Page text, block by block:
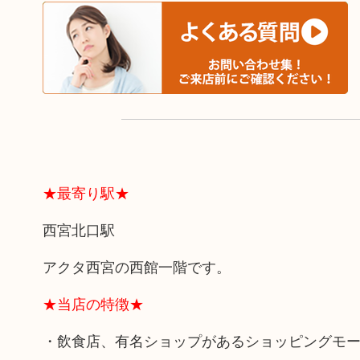
★最寄り駅★
西宮北口駅
アクタ西宮の西館一階です。
★当店の特徴★
・飲食店、有名ショップがあるショッピングモ